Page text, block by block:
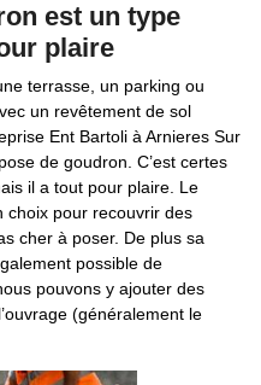
est un type
plaire
terrasse, un parking ou
un revêtement de sol
Ent Bartoli à Arnieres Sur
de goudron. C’est certes
il a tout pour plaire. Le
choix pour recouvrir des
cher à poser. De plus sa
possible de
pouvons y ajouter des
(généralement le